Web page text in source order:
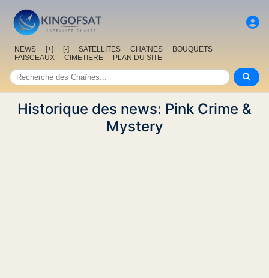
NEWS [+] [-] SATELLITES CHAîNES
BOUQUETS
FAISCEAUX
CIMETIERE PLAN DU SITE
Historique des news: Pink Crime &
Mystery